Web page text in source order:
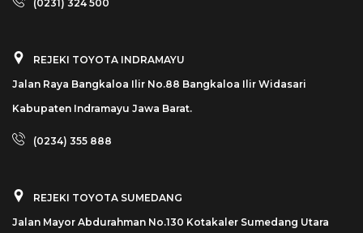
(0231) 324 500
REJEKI TOYOTA INDRAMAYU
Jalan Raya Bangkaloa Ilir No.88 Bangkaloa Ilir Widasari
Kabupaten Indramayu Jawa Barat.
(0234) 355 888
REJEKI TOYOTA SUMEDANG
Jalan Mayor Abdurahman No.130 Kotakaler Sumedang Utara